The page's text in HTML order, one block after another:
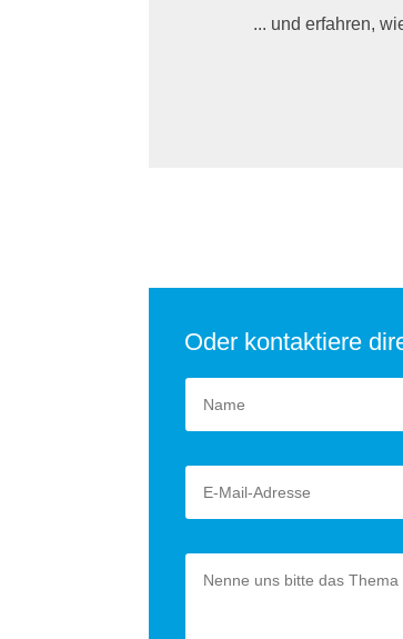
... und erfahren,
Oder kontaktiere